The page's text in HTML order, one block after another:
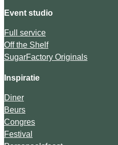
Event studio
Full service
Off the Shelf
SugarFactory Originals
Inspiratie
Diner
Beurs
Congres
Festival